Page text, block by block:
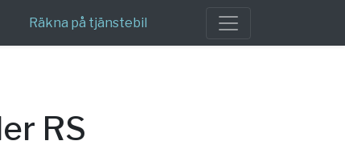
Räkna på tjänstebil
RS